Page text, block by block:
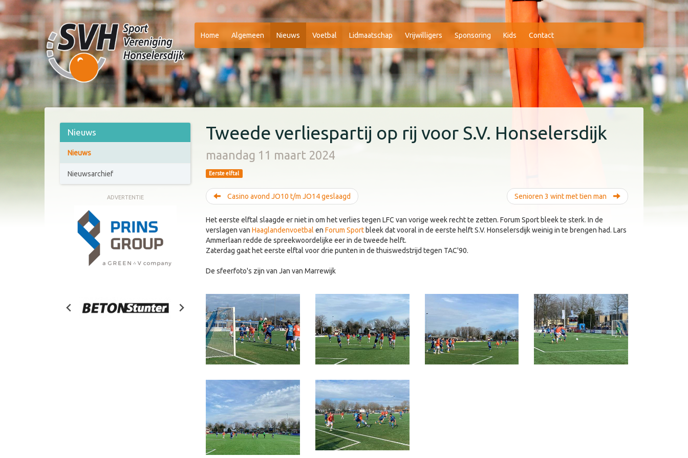
Home Algemeen Nieuws Voetbal Lidmaatschap Vrijwilligers Sponsoring Kids Contact
Nieuws
Nieuws
Nieuwsarchief
ADVERTENTIE
Tweede verliespartij op rij voor S.V. Honselersdijk
maandag 11 maart 2024
Eerste elftal
Casino avond JO10 t/m JO14 geslaagd Senioren 3 wint met tien man
Het eerste elftal slaagde er niet in om het verlies tegen LFC van vorige week recht te zetten. Forum Sport bleek te sterk. In de
verslagen van Haaglandenvoetbal en Forum Sport bleek dat vooral in de eerste helft S.V. Honselersdijk weinig in te brengen had. Lars
Ammerlaan redde de spreekwoordelijke eer in de tweede helft.
Zaterdag gaat het eerste elftal voor drie punten in de thuiswedstrijd tegen TAC'90.
De sfeerfoto's zijn van Jan van Marrewijk